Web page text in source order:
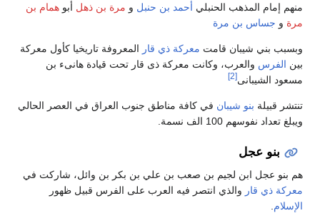
منهم إمام المذهب الحنبلي أحمد بن حنبل و مرة بن ذهل أبو همام بن
مرة و جساس بن مرة
وبسبب بني شيبان قامت معركة ذي قار المعروفة تاريخيا كأول معركة
بين الفرس والعرب، وكانت معركة ذى قار تحت قيادة هانىء بن
مسعود الشيبانى[2]
تنتشر قبيلة بنو شيبان في كافة مناطق جنوب العراق في العصر الحالي
ويبلغ تعداد نفوسهم 100 الف نسمة.
بنو عجل
هم بنو عجل ابن لجيم بن صعب بن علي بن بكر بن وائل، شاركت في
معركة ذي قار والذي انتصر فيه العرب على الفرس قبيل ظهور
الإسلام